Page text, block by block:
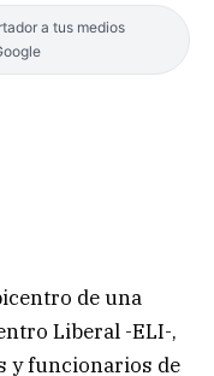
a tus medios
de una
Liberal -ELI-,
y funcionarios de